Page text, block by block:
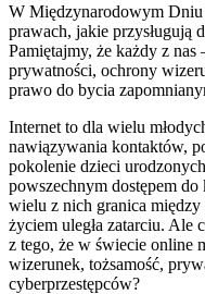
W Międzynarodowym
prawach, jakie przysługują
Pamiętajmy, że każdy z
prywatności, ochrony
prawo do bycia
Internet to dla wielu
nawiązywania kontaktów,
pokolenie dzieci
powszechnym dostępem
wielu z nich granica
życiem uległa zatarciu. Ale
z tego, że w świecie online
wizerunek, tożsamość,
cyberprzestępców?